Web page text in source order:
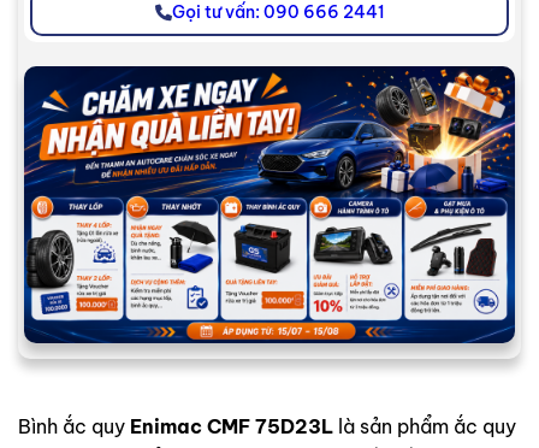
Gọi tư vấn: 090 666 2441
Bình ắc quy Enimac CMF 75D23L là sản phẩm ắc quy